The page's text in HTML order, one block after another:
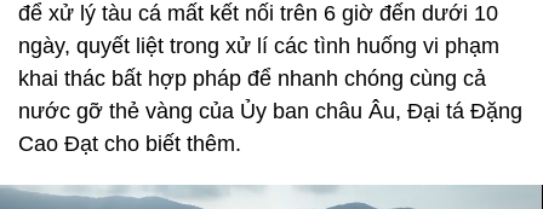
để xử lý tàu cá mất kết nối trên 6 giờ đến dưới 10
ngày, quyết liệt trong xử lí các tình huống vi phạm
khai thác bất hợp pháp để nhanh chóng cùng cả
nước gỡ thẻ vàng của Ủy ban châu Âu, Đại tá Đặng
Cao Đạt cho biết thêm.